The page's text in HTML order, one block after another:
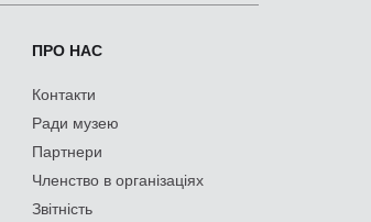
ПРО НАС
Контакти
Ради музею
Партнери
Членство в організаціях
Звітність